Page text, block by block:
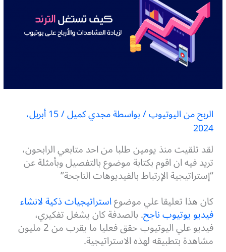
الربح من اليوتيوب/ بواسطةمجدي كميل/ 15 أبريل،
2024
لقد تلقيت منذ يومين طلبا من احد متابعي الرابحون،
تريد فيه ان اقوم بكتابة موضوع بالتفصيل وبأمثلة عن
“إستراتيجية الإرتباط بالفيديوهات الناجحة”
كان هذا تعليقا علي موضوعاستراتيجيات ذكية لانشاء
فيديو يوتيوب ناجح.بالصدفة كان يشغل تفكيري،
فيديو علي اليوتيوب حقق فعليا ما يقرب من 2 مليون
مشاهدة بتطبيقه لهذه الاستراتيجية.